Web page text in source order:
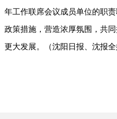
年工作联席会议成员单位的职
政策措施，营造浓厚氛围，共
更大发展。（沈阳日报、沈报全